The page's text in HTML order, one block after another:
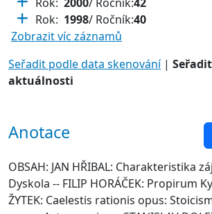
Rok: 1998/ Ročník:40
Zobrazit víc záznamů
Seřadit podle data skenování|
aktuálnosti
Anotace
OBSAH: JAN HŘIBAL: Charakteristika
Dyskola -- FILIP HORÁČEK: Propirum
ŽYTEK: Caelestis rationis opus: